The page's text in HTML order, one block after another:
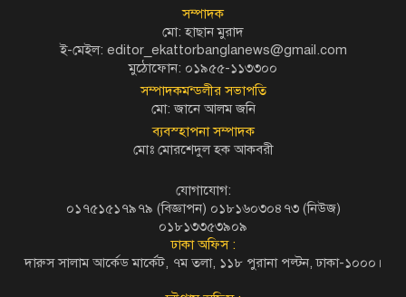
সম্পাদক
মো: হাছান মুরাদ
ই-মেইল: editor_ekattorbanglanews@gmail.com
মুঠোফোন: ০১৯৫৫-১১৩৩০০
সম্পাদকমন্ডলীর সভাপতি
মো: জানে আলম জনি
ব্যবস্হাপনা সম্পাদক
মোঃ মোরশেদুল হক আকবরী
যোগাযোগ:
০১৭৫১৫১৭৯৭৯ (বিজ্ঞাপন) ০১৮১৬০৩০৪৭৩ (নিউজ)
০১৮১৩৩৫৩৯০৯
ঢাকা অফিস :
দারুস সালাম আর্কেড মার্কেট, ৭ম তলা, ১১৮ পুরানা পল্টন, ঢাকা-১০০০।